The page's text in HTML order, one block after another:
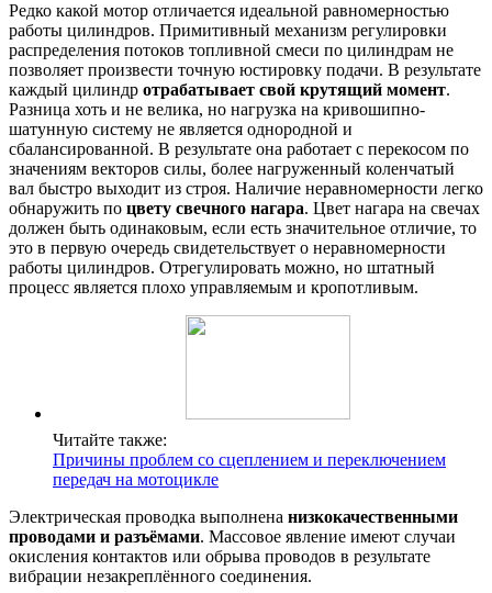
Редко какой мотор отличается идеальной равномерностью
работы цилиндров. Примитивный механизм регулировки
распределения потоков топливной смеси по цилиндрам не
позволяет произвести точную юстировку подачи. В результате
каждый цилиндр отрабатывает свой крутящий момент.
Разница хоть и не велика, но нагрузка на кривошипно-
шатунную систему не является однородной и
сбалансированной. В результате она работает с перекосом по
значениям векторов силы, более нагруженный коленчатый
вал быстро выходит из строя. Наличие неравномерности легко
обнаружить по цвету свечного нагара. Цвет нагара на свечах
должен быть одинаковым, если есть значительное отличие, то
это в первую очередь свидетельствует о неравномерности
работы цилиндров. Отрегулировать можно, но штатный
процесс является плохо управляемым и кропотливым.
Читайте также:
Причины проблем со сцеплением и переключением
передач на мотоцикле
Электрическая проводка выполнена низкокачественными
проводами и разъёмами. Массовое явление имеют случаи
окисления контактов или обрыва проводов в результате
вибрации незакреплённого соединения.